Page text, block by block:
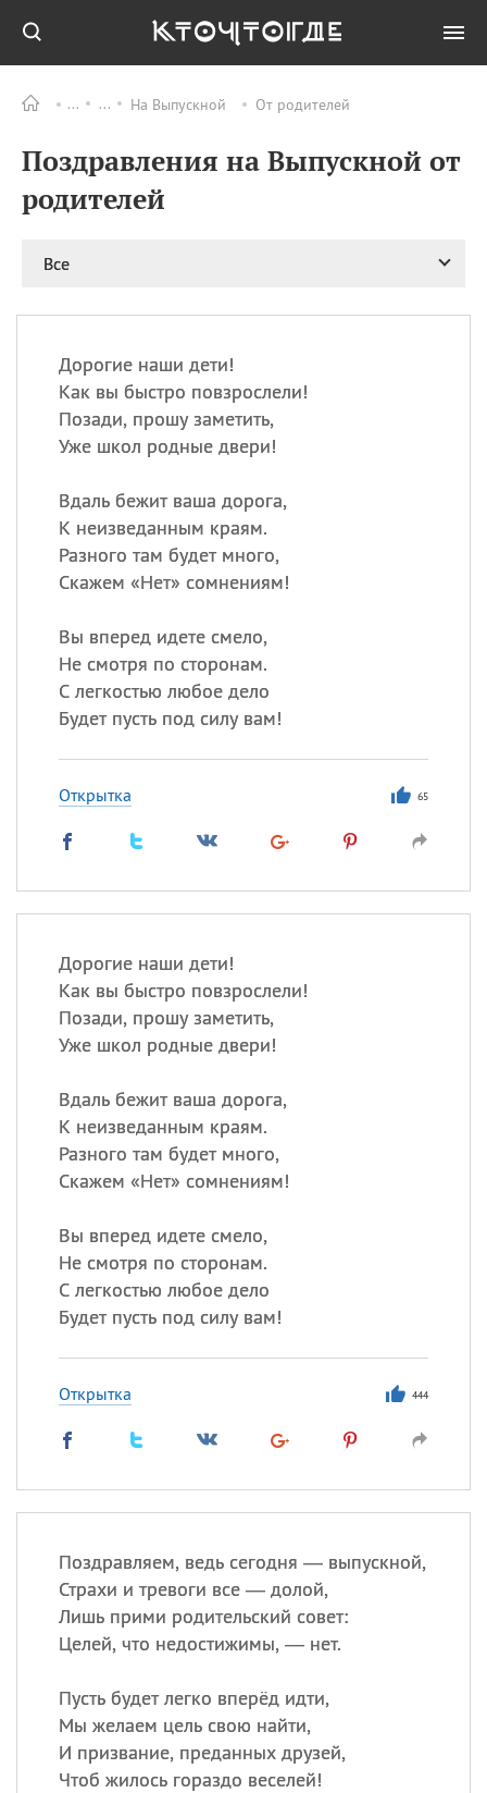
На Выпускной От родителей
Поздравления на Выпускной от
родителей
Все
Дорогие наши дети!
Как вы быстро повзрослели!
Позади, прошу заметить,
Уже школ родные двери!
Вдаль бежит ваша дорога,
К неизведанным краям.
Разного там будет много,
Скажем «Нет» сомнениям!
Вы вперед идете смело,
Не смотря по сторонам.
С легкостью любое дело
Будет пусть под силу вам!
Открытка 65
Дорогие наши дети!
Как вы быстро повзрослели!
Позади, прошу заметить,
Уже школ родные двери!
Вдаль бежит ваша дорога,
К неизведанным краям.
Разного там будет много,
Скажем «Нет» сомнениям!
Вы вперед идете смело,
Не смотря по сторонам.
С легкостью любое дело
Будет пусть под силу вам!
Открытка 444
Поздравляем, ведь сегодня — выпускной,
Страхи и тревоги все — долой,
Лишь прими родительский совет:
Целей, что недостижимы, — нет.
Пусть будет легко вперёд идти,
Мы желаем цель свою найти,
И призвание, преданных друзей,
Чтоб жилось гораздо веселей!
ПРАЗДНИКИ
09.08 День памяти жертв
атомной
день
09.08 День Дымняшки
Сегодня празднуют именины
Сергей
Посмотреть значение
происхождение